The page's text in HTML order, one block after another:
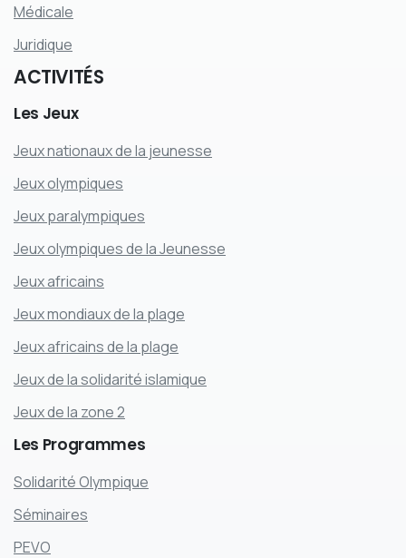
Médicale
Juridique
ACTIVITÉS
Les Jeux
Jeux nationaux de la jeunesse
Jeux olympiques
Jeux paralympiques
Jeux olympiques de la Jeunesse
Jeux africains
Jeux mondiaux de la plage
Jeux africains de la plage
Jeux de la solidarité islamique
Jeux de la zone 2
Les Programmes
Solidarité Olympique
Séminaires
PEVO